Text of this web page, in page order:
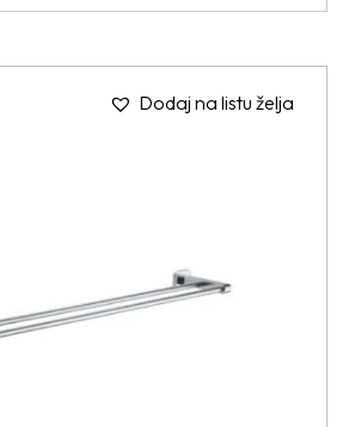
Dodaj na listu želja